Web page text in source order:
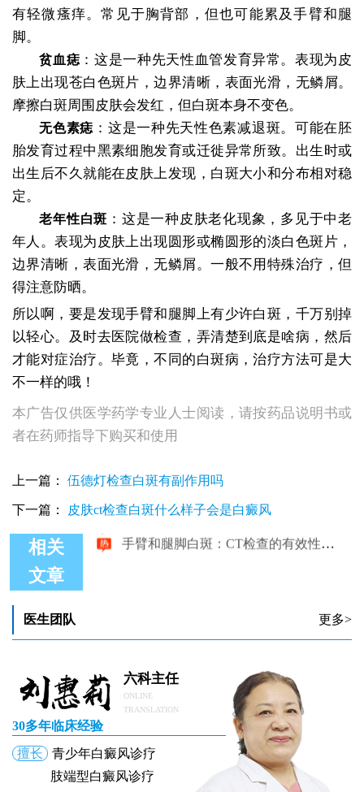
有轻微瘙痒。常见于胸背部，但也可能累及手臂和腿
脚。
贫血痣 ：这是一种先天性血管发育异常。表现为皮
肤上出现苍白色斑片，边界清晰，表面光滑，无鳞屑。
摩擦白斑周围皮肤会发红，但白斑本身不变色。
无色素痣 ：这是一种先天性色素减退斑。可能在胚
胎发育过程中黑素细胞发育或迁徙异常所致。出生时或
出生后不久就能在皮肤上发现，白斑大小和分布相对稳
定。
老年性白斑 ：这是一种皮肤老化现象，多见于中老
年人。表现为皮肤上出现圆形或椭圆形的淡白色斑片，
边界清晰，表面光滑，无鳞屑。一般不用特殊治疗，但
得注意防晒。
所以啊，要是发现手臂和腿脚上有少许白斑，千万别掉
以轻心。及时去医院做检查，弄清楚到底是啥病，然后
才能对症治疗。毕竟，不同的白斑病，治疗方法可是大
不一样的哦！
本广告仅供医学药学专业人士阅读，请按药品说明书或
者在药师指导下购买和使用
上一篇： 伍德灯检查白斑有副作用吗
下一篇： 皮肤ct检查白斑什么样子会是白癜风
相关
文章
手臂和腿脚都有少许白斑，做什么检查？是什么病？
医生团队 更多>
六科主任
ONLINE
TRANSLATION
30多年临床经验
擅长
青少年白癜风诊疗
肢端型白癜风诊疗